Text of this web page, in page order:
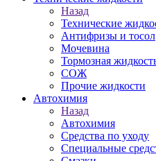
Назад
Технические
Антифризы и тосол
Мочевина
Тормозная
СОЖ
Прочие жидкости
Автохимия
Назад
Автохимия
Средства по уходу
Специальные